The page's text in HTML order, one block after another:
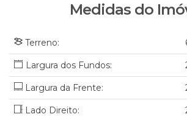
WhatsApp ou ligação para:
(47) 3300-
JAIR Imobiliária Ltda - CRECI/SC 6395J
WhatsApp 47-98871-8191
Garanta já esse excelente terreno no
Medidas do
Terreno:
Largura da Frente:
Lado Direito: